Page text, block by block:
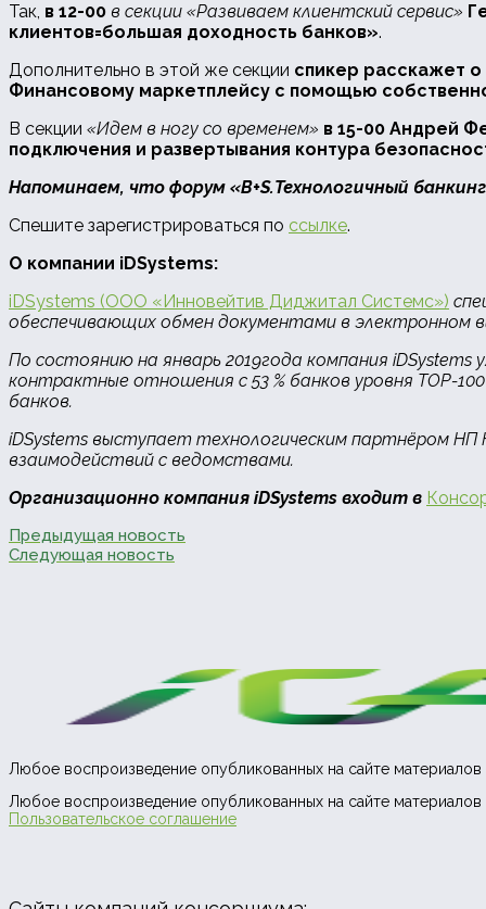
Так, в 12-00 в секции «Развиваем клиентский сервис»
клиентов=большая доходность банков».
Дополнительно в этой же секции спикер расскажет
Финансовому маркетплейсу с помощью
В секции «Идем в ногу со временем» в 15-00 Андрей
подключения и развертывания контура
Напоминаем, что форум «B+S.Технологичный
Спешите зарегистрироваться по ссылке.
О компании iDSystems:
iDSystems (ООО «Инновейтив Диджитал Системс»)
обеспечивающих обмен документами в электронном
По состоянию на январь 2019года компания iDSystems
контрактные отношения с 53 % банков уровня TOP-
банков.
iDSystems выступает технологическим партнёром НП
взаимодействий с ведомствами.
Организационно компания iDSystems входит в
Предыдущая новость
Следующая новость
Любое воспроизведение опубликованных на сайте
Любое воспроизведение опубликованных на сайте
Пользовательское соглашение